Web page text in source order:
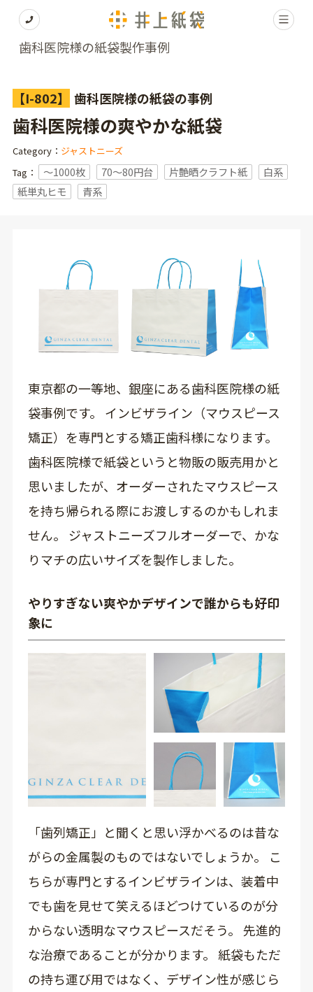
歯科医院様の紙袋製作事例
【I-802】 歯科医院様の紙袋の事例
歯科医院様の爽やかな紙袋
Category： ジャストニーズ
Tag：
〜1000枚 70～80円台 片艶晒クラフト紙
白系
紙単丸ヒモ
青系
東京都の一等地、銀座にある歯科医院様の紙
袋事例です。 インビザライン（マウスピース
矯正）を専門とする矯正歯科様になります。
歯科医院様で紙袋というと物販の販売用かと
思いましたが、オーダーされたマウスピース
を持ち帰られる際にお渡しするのかもしれま
せん。 ジャストニーズフルオーダーで、かな
りマチの広いサイズを製作しました。
やりすぎない爽やかデザインで誰からも好印
象に
「歯列矯正」と聞くと思い浮かべるのは昔な
がらの金属製のものではないでしょうか。 こ
ちらが専門とするインビザラインは、装着中
でも歯を見せて笑えるほどつけているのが分
からない透明なマウスピースだそう。 先進的
な治療であることが分かります。 紙袋もただ
の持ち運び用ではなく、デザイン性が感じら